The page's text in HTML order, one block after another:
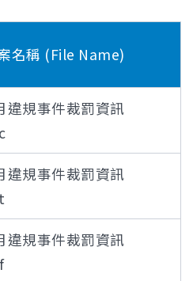
名稱 (File Name)
違規事件裁罰資訊
違規事件裁罰資訊
違規事件裁罰資訊